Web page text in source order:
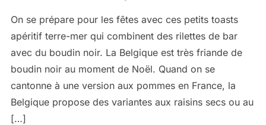
On se prépare pour les fêtes avec ces petits toasts
apéritif terre-mer qui combinent des rilettes de bar
avec du boudin noir. La Belgique est très friande de
boudin noir au moment de Noël. Quand on se
cantonne à une version aux pommes en France, la
Belgique propose des variantes aux raisins secs ou au
[…]